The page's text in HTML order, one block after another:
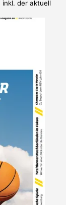
inkl. der aktuell